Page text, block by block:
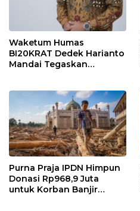
Waketum Humas
BI20KRAT Dedek Harianto
Mandai Tegaskan
Program Besar Organisasi
Purna Praja IPDN Himpun
Donasi Rp968,9 Juta
untuk Korban Banjir